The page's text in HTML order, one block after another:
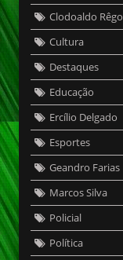
Clodoaldo Rêgo
Cultura
Destaques
Educação
Ercílio Delgado
Esportes
Geandro Farias
Marcos Silva
Policial
Política